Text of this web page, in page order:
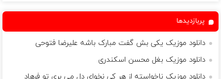
پربازدیدها
دانلود موزیک یکی بش گفت مبارک باشه علیرضا فتوحی
دانلود موزیک بغل محسن اسکندری
دانلود موزیک ناخواسته از هر کی نخوای دل می بری تو فرهاد